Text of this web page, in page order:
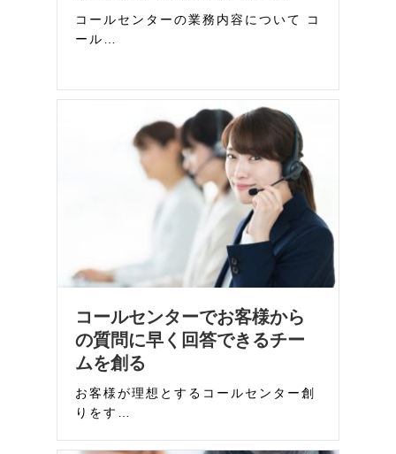
コールセンターの業務内容について コ
ール…
コールセンターでお客様から
の質問に早く回答できるチー
ムを創る
お客様が理想とするコールセンター創
りをす…